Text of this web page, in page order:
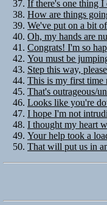
If there's one thing I
How are things
We've put on a bit
Oh, my hands are
Congrats! I'm so
You must be
Step this way,
This is my first time
That's outrageous/
Looks like you're
I hope I'm not
I thought my heart
Your help took a
That will put us in